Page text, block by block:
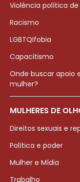
Violência política
Racismo
LGBTQIfobia
Capacitismo
Onde buscar apoio
mulher?
MULHERES DE
Direitos sexuais e
Política e poder
Mulher e Mídia
Trabalho